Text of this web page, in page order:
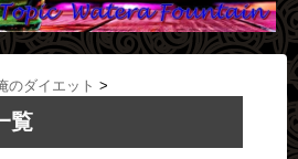
のダイエット >
覧